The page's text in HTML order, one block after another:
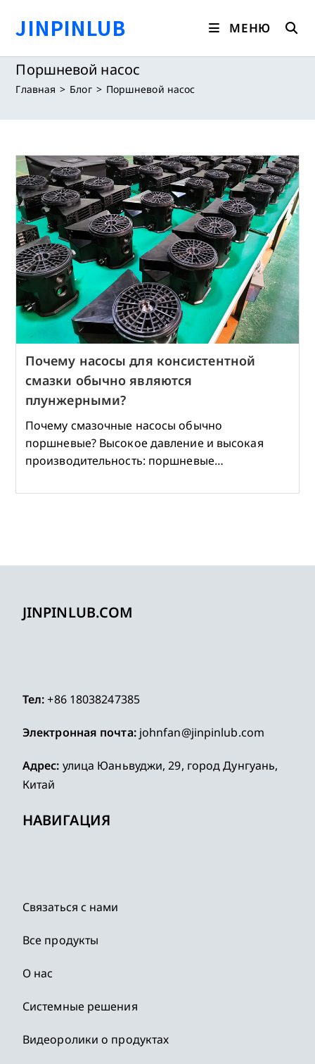
содержимому
JINPINLUB МЕНЮ
Поршневой насос
Главная > Блог > Поршневой насос
Почему насосы для консистентной
смазки обычно являются
плунжерными?
Почему смазочные насосы обычно
поршневые? Высокое давление и высокая
производительность: поршневые…
JINPINLUB.COM
Тел:+86 18038247385
Электронная почта: johnfan@jinpinlub.com
Адрес: улица Юаньвуджи, 29, город Дунгуань,
Китай
НАВИГАЦИЯ
Связаться с нами
Все продукты
О нас
Системные решения
Видеоролики о продуктах